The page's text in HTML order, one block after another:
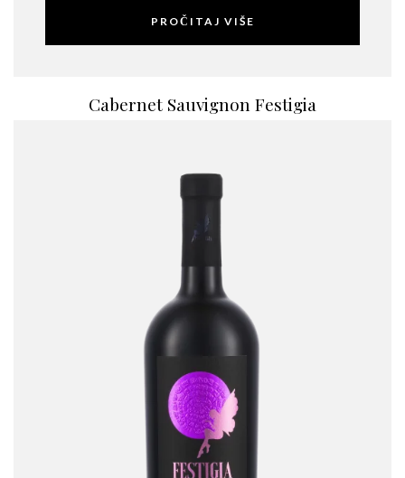
PROČITAJ VIŠE
Cabernet Sauvignon Festigia